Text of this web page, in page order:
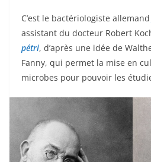
C’est le bactériologiste allemand
assistant du docteur Robert
pétri, d’après une idée de
Fanny, qui permet la mise en
microbes pour pouvoir les